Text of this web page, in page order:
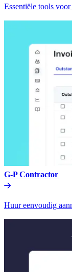
Essentiële tools
G-P Contractor​​
Huur eenvoudig